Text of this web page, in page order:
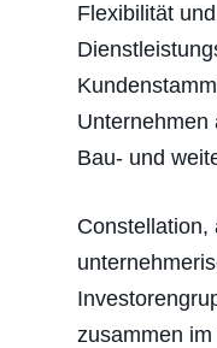
Flexibilität
Unternehmen
Bau- und
Constellation,
zusammen